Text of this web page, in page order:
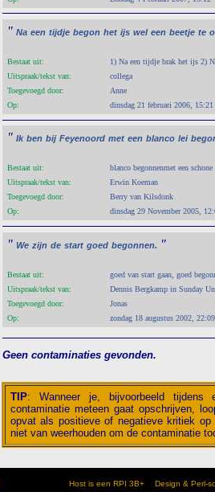
" Na een tijdje begon het ijs wel een beetje te
Bestaat uit:
1) Na een tijdje brak het ijs 2)
Uitspraak/tekst van:
collega
Toegevoegd door:
Anne
Op:
dinsdag 21 februari 2006, 15:21
" Ik ben bij Feyenoord met een blanco lei
Bestaat uit:
blanco begonnenmet een
Uitspraak/tekst van:
Erwin Koeman
Toegevoegd door:
Berry van Kilsdonk
Op:
dinsdag 29 November 2005,
" We zijn de start goed begonnen. "
Bestaat uit:
goed van start gaan, goed
Uitspraak/tekst van:
Dennis Bergkamp in Sunday
Toegevoegd door:
Jonas
Op:
zondag 18 augustus 2002, 22:09
Geen contaminaties gevonden.
TIP: Wanneer je, bijvoorbeeld tijdens
contaminatie meteen gaat opschrijven,
opvat als positieve of negatieve kritiek
niet van weerhouden om de contaminatie
Host is een RPI 3B+ Design &